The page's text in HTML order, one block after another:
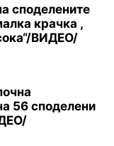
споделените
крачка ,
ВИДЕО/
56 споделени